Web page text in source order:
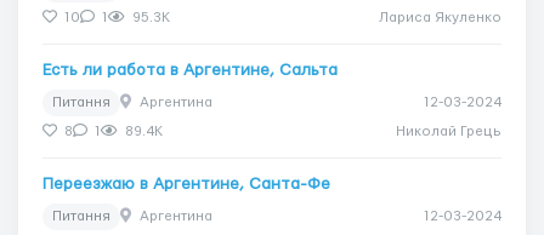
10 1 95.3K Лариса Якуленко
Есть ли работа в Аргентине, Сальта
Питання Аргентина 12-03-2024
8 1 89.4K Николай Грець
Переезжаю в Аргентине, Санта-Фе
Питання Аргентина 12-03-2024